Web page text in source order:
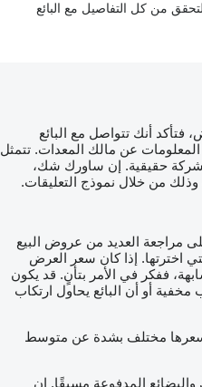
من كل التفاصيل مع البائع
أنك تتواصل مع البائع
عن مالك المعدات. تتمثل
حقيقية. إن ساورك شك،
من خلال نموذج التعليقات.
مراجعة العديد من عروض البيع
اخترتها. إذا كان سعر العرض
ففكر في الأمر بتأنٍ. قد يكون
أو أن البائع يحاول ارتكاب
سعرها مختلف بشدة عن متوسط
المدفوعة مسبقًا. إن